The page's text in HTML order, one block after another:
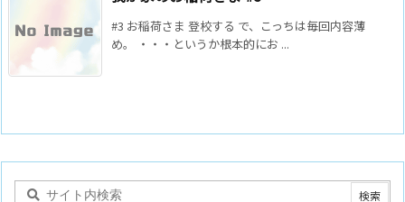
#3 お稲荷さま 登校する で、こっちは毎回内容薄
め。 ・・・というか根本的にお ...